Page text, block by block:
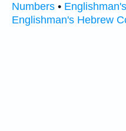
Numbers •
Englishman's Hebrew